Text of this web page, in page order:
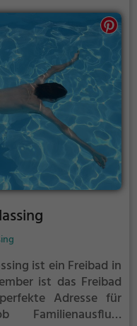
ist ein Freibad in
ist das Freibad
Adresse für